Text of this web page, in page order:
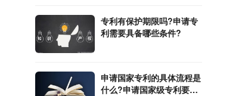
专利有保护期限吗?申请专
利需要具备哪些条件?
申请国家专利的具体流程是
什么?申请国家级专利要交